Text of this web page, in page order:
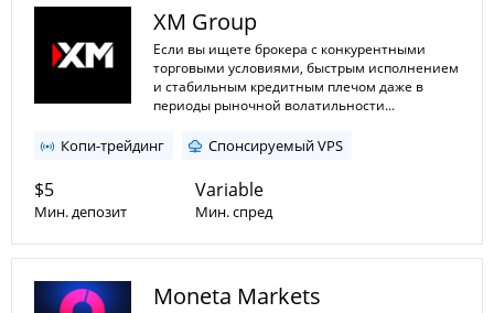
Макс. плечо
XM Group
Если вы ищете брокера с конкурентными
торговыми условиями, быстрым исполнением
и стабильным кредитным плечом даже в
периоды рыночной волатильности...
Копи-трейдинг Спонсируемый VPS
$5
Мин. депозит
Variable
Мин. спред
Мин. плечо Макс. плечо
Moneta Markets